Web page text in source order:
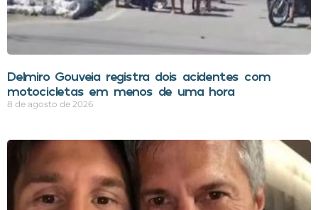
Delmiro Gouveia registra dois acidentes com
motocicletas em menos de uma hora
8 de agosto de 2026